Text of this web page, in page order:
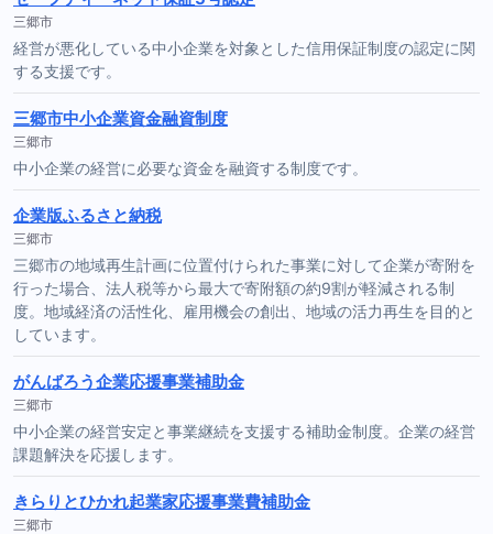
三郷市
経営が悪化している中小企業を対象とした信用保証制度の認定に関
する支援です。
三郷市中小企業資金融資制度
三郷市
中小企業の経営に必要な資金を融資する制度です。
企業版ふるさと納税
三郷市
三郷市の地域再生計画に位置付けられた事業に対して企業が寄附を
行った場合、法人税等から最大で寄附額の約9割が軽減される制
度。地域経済の活性化、雇用機会の創出、地域の活力再生を目的と
しています。
がんばろう企業応援事業補助金
三郷市
中小企業の経営安定と事業継続を支援する補助金制度。企業の経営
課題解決を応援します。
きらりとひかれ起業家応援事業費補助金
三郷市